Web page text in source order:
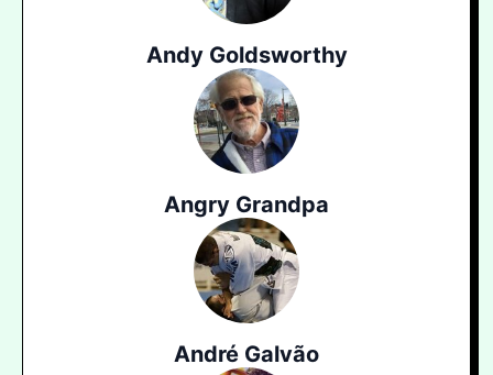
Andy Goldsworthy
Angry Grandpa
André Galvão